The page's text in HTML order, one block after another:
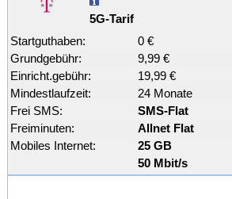
5G-Tarif
Startguthaben:
0 €
Grundgebühr:
9,99 €
Einricht.gebühr:
19,99 €
Mindestlaufzeit:
24 Monate
Frei SMS:
SMS-Flat
Freiminuten:
Allnet Flat
Mobiles Internet:
25 GB
50 Mbit/s